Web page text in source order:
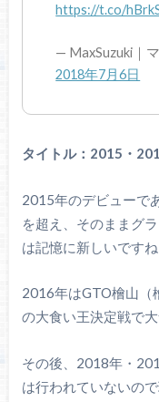
https://t.co/
— MaxSuzuki｜
2018年7月6日
タイトル：2015・
2015年のデビューで
を超え、そのままグ
は記憶に新しいですね
2016年はGTO檜山（
の大食い王決定戦で
その後、2018年・
は行われていないので